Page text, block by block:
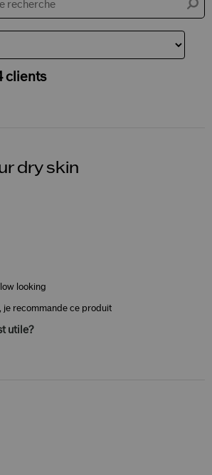
clients
dry skin
looking
je recommande ce produit
utile?